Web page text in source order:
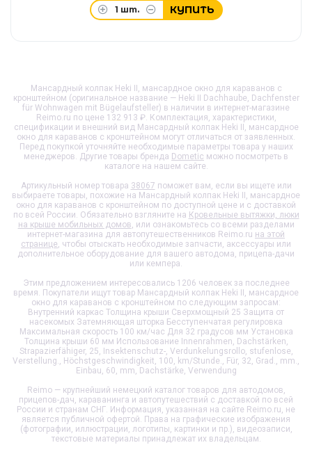
1 шт. КУПИТЬ
Мансардный колпак Heki II, мансардное окно для караванов с
кронштейном (оригинальное название — Heki II Dachhaube, Dachfenster
für Wohnwagen mit Bügelaufsteller) в наличии в интернет-магазине
Reimo.ru по цене 132 913 ₽. Комплектация, характеристики,
спецификации и внешний вид Мансардный колпак Heki II, мансардное
окно для караванов с кронштейном могут отличаться от заявленных.
Перед покупкой уточняйте необходимые параметры товара у наших
менеджеров. Другие товары бренда Dometic можно посмотреть в
каталоге на нашем сайте.
Артикульный номер товара 38067 поможет вам, если вы ищете или
выбираете товары, похожие на Мансардный колпак Heki II, мансардное
окно для караванов с кронштейном по доступной цене и с доставкой
по всей России. Обязательно взгляните на Кровельные вытяжки, люки
на крыше мобильных домов , или ознакомьтесь со всеми разделами
интернет-магазина для автопутешественников Reimo.ru на этой
странице , чтобы отыскать необходимые запчасти, аксессуары или
дополнительное оборудование для вашего автодома, прицепа-дачи
или кемпера.
Этим предложением интересовались 1206 человек за последнее
время. Покупатели ищут товар Мансардный колпак Heki II, мансардное
окно для караванов с кронштейном по следующим запросам:
Внутренний каркас Толщина крыши Сверхмощный 25 Защита от
насекомых Затемняющая шторка Бесступенчатая регулировка
Максимальная скорость 100 км/час Для 32 градусов мм Установка
Толщина крыши 60 мм Использование Innenrahmen, Dachstärken,
Strapazierfähiger, 25, Insektenschutz-, Verdunkelungsrollo, stufenlose,
Verstellung., Höchstgeschwindigkeit, 100, km/Stunde., Für, 32, Grad., mm.,
Einbau, 60, mm, Dachstärke, Verwendung
Reimo — крупнейший немецкий каталог товаров для автодомов,
прицепов-дач, караванинга и автопутешествий с доставкой по всей
России и странам СНГ. Информация, указанная на сайте Reimo.ru, не
является публичной офертой. Права на графические изображения
(фотографии, иллюстрации, логотипы, картинки и пр.), видеозаписи,
текстовые материалы принадлежат их владельцам.